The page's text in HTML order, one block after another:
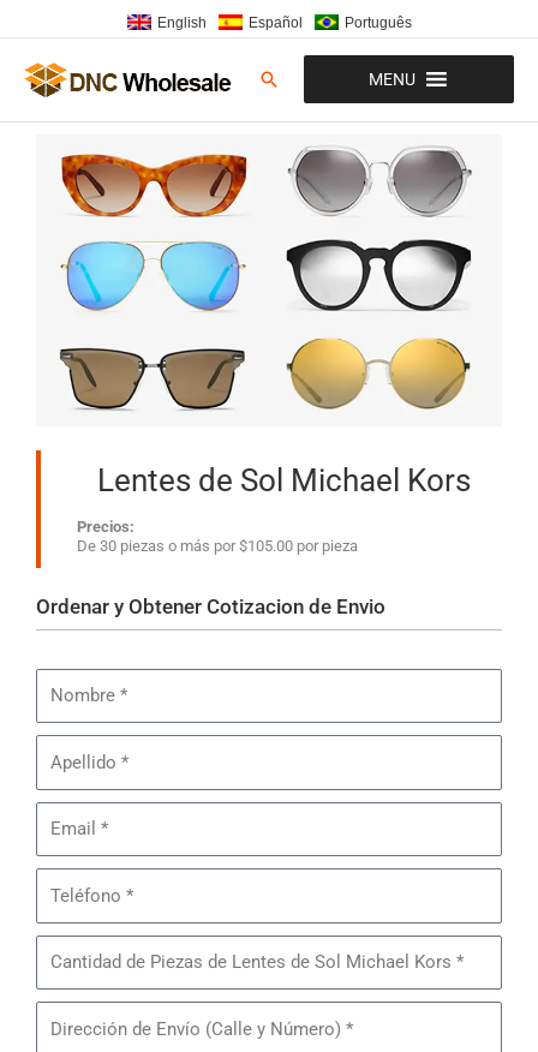
al
contenido
English Español Português
Buscar MENU
Lentes de Sol Michael Kors
Precios:
De 30 piezas o más por $105.00 por pieza
Ordenar y Obtener Cotizacion de Envio
Piezas
de